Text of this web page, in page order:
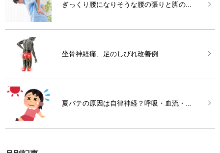
ぎっくり腰になりそうな腰の張りと脚の...
坐骨神経痛、足のしびれ改善例
夏バテの原因は自律神経？呼吸・血流・...